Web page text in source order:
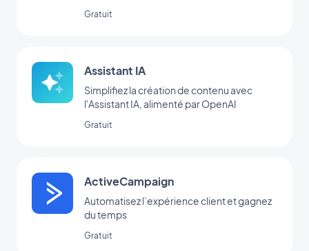
Gratuit
Assistant IA
Simplifiez la création de contenu avec
l'Assistant IA, alimenté par OpenAI
Gratuit
ActiveCampaign
Automatisez l’expérience client et gagnez
du temps
Gratuit